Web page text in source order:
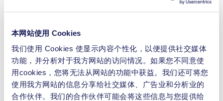
本网站使用 Cookies
我们使用 Cookies 使显示内容个性化，以便提供社交媒体
功能，并分析对于我方网站的访问情况。如果您不同意使
用cookies，您将无法从网站的功能中获益。我们还可将您
使用我方网站的信息分享给社交媒体、广告业和分析业的
合作伙伴。我们的合作伙伴可能会将这些信息与您提供给
飞轮被封装在深度真空中。